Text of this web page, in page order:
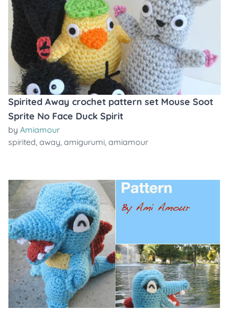
Spirited Away crochet pattern set Mouse Soot
Sprite No Face Duck Spirit
by Amiamour
spirited, away, amigurumi, amiamour